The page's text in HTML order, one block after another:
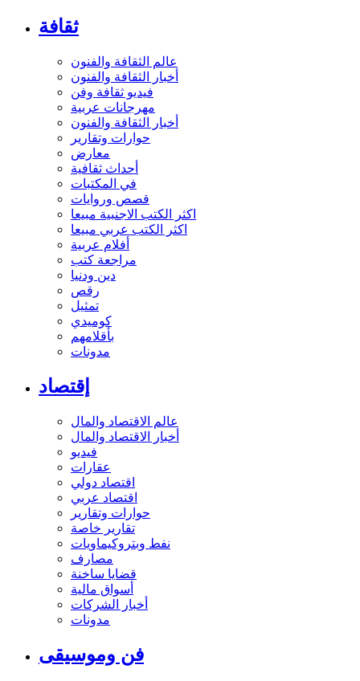
ثقافة
عالم الثقافة والفنون
أخبار الثقافة والفنون
فيديو ثقافة وفن
مهرجانات عربية
أخبار الثقافة والفنون
حوارات وتقارير
معارض
أحداث ثقافية
في المكتبات
قصص وروايات
اكثر الكتب الاجنبية مبيعا
اكثر الكتب عربي مبيعا
أفلام عربية
مراجعة كتب
دين ودنيا
رقص
تمثيل
كوميدي
بأقلامهم
مدونات
إقتصاد
عالم الاقتصاد والمال
أخبار الاقتصاد والمال
فيديو
عقارات
اقتصاد دولي
اقتصاد عربي
حوارات وتقارير
تقارير خاصة
نفط وبتروكيماويات
مصارف
قضايا ساخنة
أسواق مالية
أخبار الشركات
مدونات
فن وموسيقى